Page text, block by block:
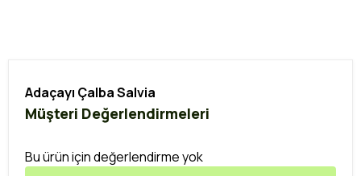
Adaçayı Çalba Salvia
Müşteri Değerlendirmeleri
Bu ürün için değerlendirme yok